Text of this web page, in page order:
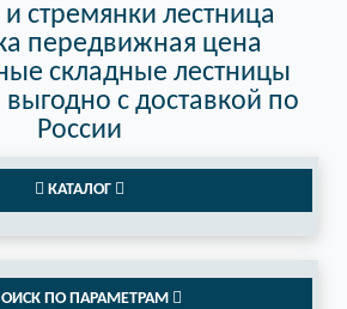
стремянки лестница
передвижная цена
складные лестницы
с доставкой по
России
КАТАЛОГ
ПО ПАРАМЕТРАМ